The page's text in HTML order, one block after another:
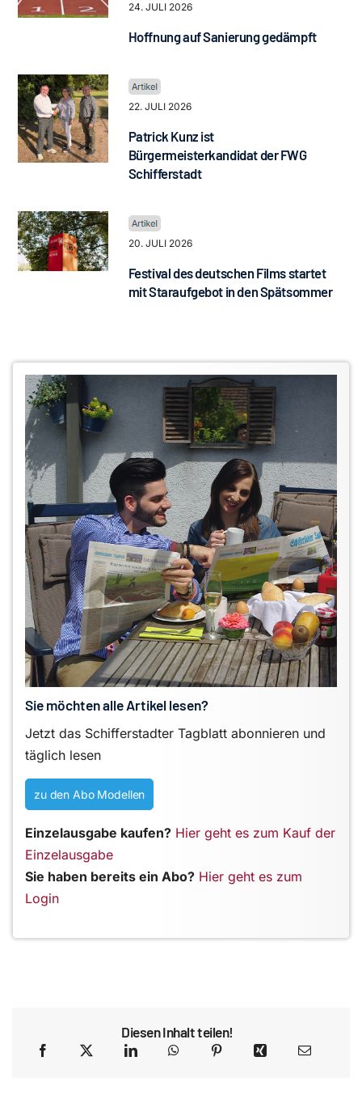
24. JULI 2026
Hoffnung auf Sanierung gedämpft
22. JULI 2026
Patrick Kunz ist
Bürgermeisterkandidat der FWG
Schifferstadt
20. JULI 2026
Festival des deutschen Films startet
mit Staraufgebot in den Spätsommer
Sie möchten alle Artikel lesen?
Jetzt das Schifferstadter Tagblatt abonnieren und
täglich lesen
zu den Abo Modellen
Einzelausgabe kaufen? Hier geht es zum Kauf der
Einzelausgabe
Sie haben bereits ein Abo? Hier geht es zum
Login
Diesen Inhalt teilen!